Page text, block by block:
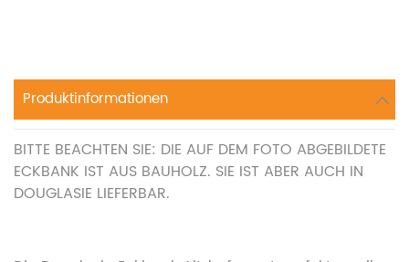
Produktinformationen
BITTE BEACHTEN SIE: DIE AUF DEM FOTO ABGEBILDETE
ECKBANK IST AUS BAUHOLZ. SIE IST ABER AUCH IN
DOUGLASIE LIEFERBAR.